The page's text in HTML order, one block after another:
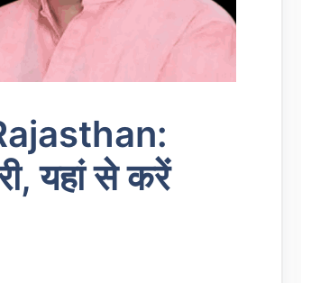
यहां से करें